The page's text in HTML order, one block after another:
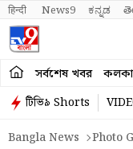
हिन्दी News9 ಕನ್ನಡ
সর্বশেষ খবর
টিভি৯ Shorts
Bangla News
Photo